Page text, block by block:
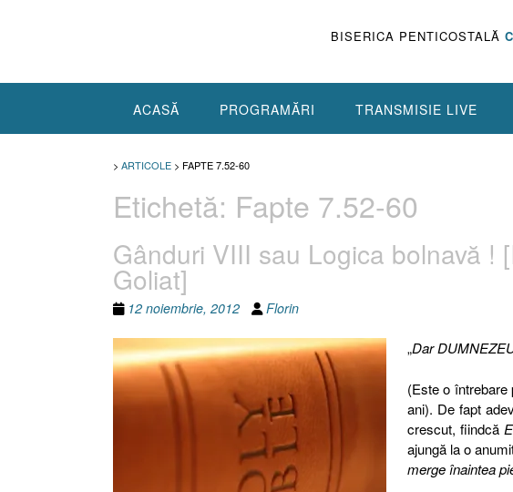
BISERICA PENTICOSTALĂ
ACASĂ PROGRAMĂRI TRANSMISIE LIVE
> ARTICOLE > FAPTE 7.52-60
Etichetă: Fapte 7.52-60
Gânduri VIII sau Logica bolnavă !
Goliat]
12 noiembrie, 2012 Florin
„Dar
(Este o
ani). De fapt
crescut, fiindcă
ajungă la o
merge înaintea